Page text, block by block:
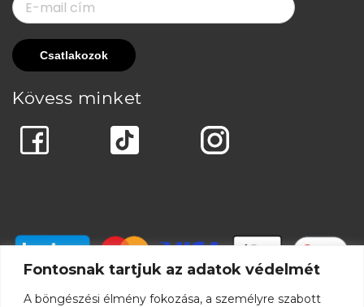
Fontosnak tartjuk az adatok védelmét
A böngészési élmény fokozása, a személyre szabott
Kövess minket